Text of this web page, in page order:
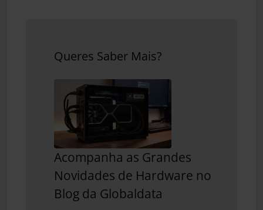
Queres Saber Mais?
Acompanha as Grandes
Novidades de Hardware no
Blog da Globaldata